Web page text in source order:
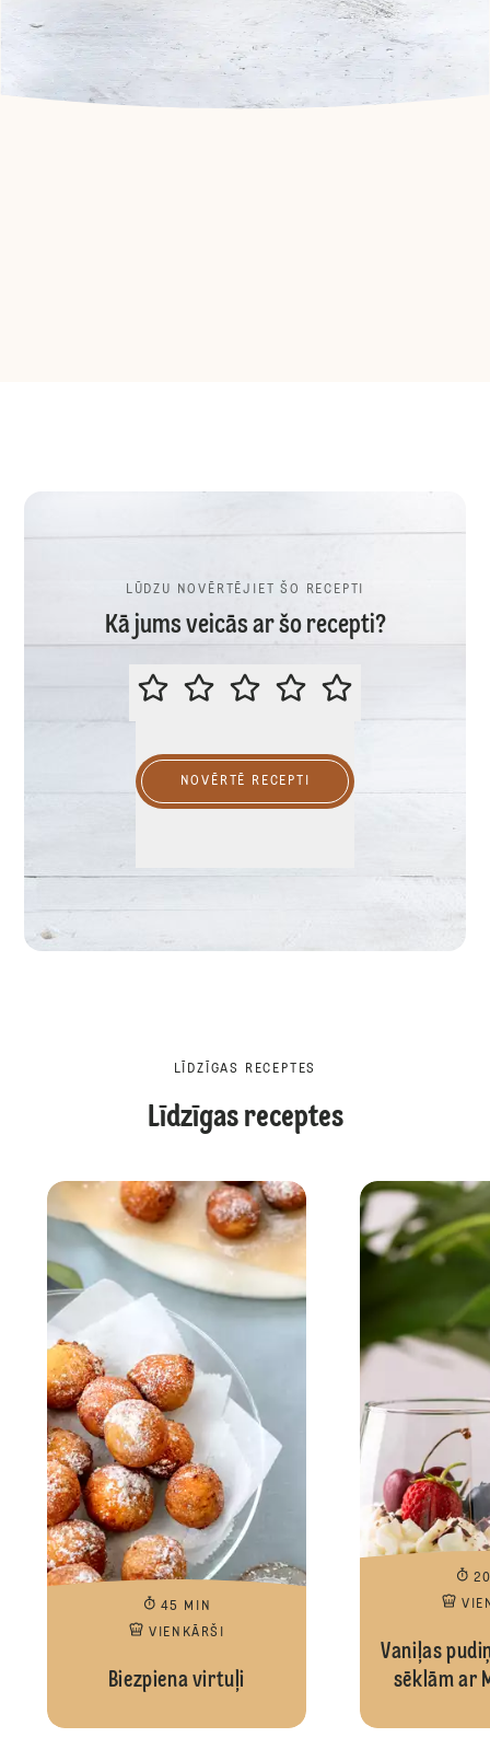
LŪDZU NOVĒRTĒJIET ŠO RECEPTI
Kā jums veicās ar šo recepti?
LŪDZU NOVĒRTĒJIET ŠO RECEPTI
NOVĒRTĒ RECEPTI
LĪDZĪGAS RECEPTES
Līdzīgas receptes
45 MIN
VIENKĀRŠI
Biezpiena virtuļi
Vaniļas
sēklām ar